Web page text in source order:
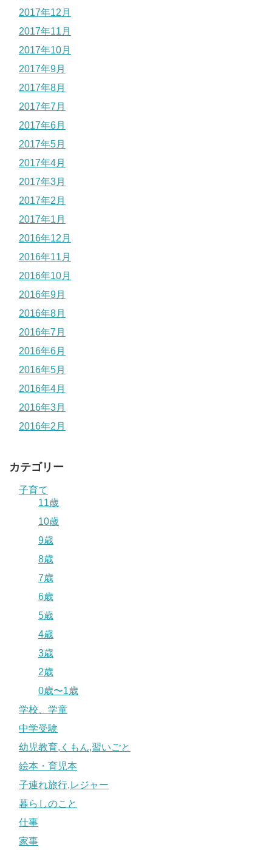
2017年12月
2017年11月
2017年10月
2017年9月
2017年8月
2017年7月
2017年6月
2017年5月
2017年4月
2017年3月
2017年2月
2017年1月
2016年12月
2016年11月
2016年10月
2016年9月
2016年8月
2016年7月
2016年6月
2016年5月
2016年4月
2016年3月
2016年2月
カテゴリー
子育て
11歳
10歳
9歳
8歳
7歳
6歳
5歳
4歳
3歳
2歳
0歳〜1歳
学校、学童
中学受験
幼児教育,くもん,習いごと
絵本・育児本
子連れ旅行,レジャー
暮らしのこと
仕事
家事